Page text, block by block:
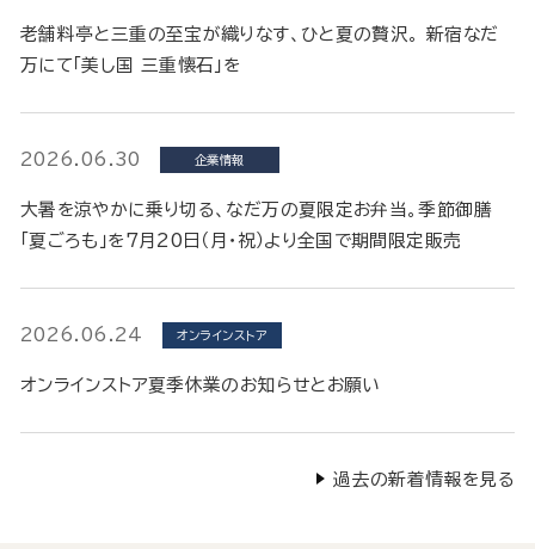
老舗料亭と三重の至宝が織りなす、ひと夏の贅沢。 新宿なだ
万にて「美し国 三重懐石」を
2026.06.30 企業情報
大暑を涼やかに乗り切る、なだ万の夏限定お弁当。季節御膳
「夏ごろも」を7月20日（月・祝）より全国で期間限定販売
2026.06.24 オンラインストア
オンラインストア夏季休業のお知らせとお願い
過去の新着情報を見る